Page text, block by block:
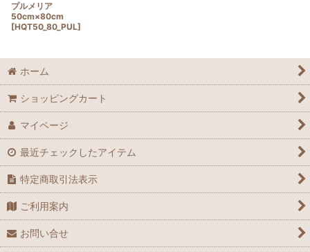
プルメリア
50cm×80cm
[HQT50_80_PUL]
ホーム
ショッピングカート
マイページ
最近チェックしたアイテム
特定商取引法表示
ご利用案内
お問い合せ